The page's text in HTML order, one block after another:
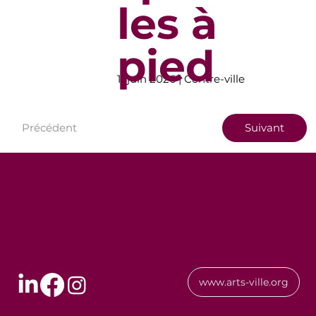
11 juin 2026 | Centre-ville
les à
pied
Précédent Suivant
www.arts-ville.org